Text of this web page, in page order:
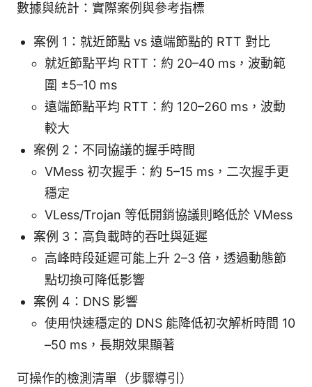
數據與統計：實際案例與參考指標
案例 1：就近節點 vs 遠端節點的 RTT 對比
就近節點平均 RTT：約 20–40 ms，波動範
圍 ±5–10 ms
遠端節點平均 RTT：約 120–260 ms，波動
較大
案例 2：不同協議的握手時間
VMess 初次握手：約 5–15 ms，二次握手更
穩定
VLess/Trojan 等低開銷協議則略低於 VMess
案例 3：高負載時的吞吐與延遲
高峰時段延遲可能上升 2–3 倍，透過動態節
點切換可降低影響
案例 4：DNS 影響
使用快速穩定的 DNS 能降低初次解析時間 10
–50 ms，長期效果顯著
可操作的檢測清單（步驟導引）